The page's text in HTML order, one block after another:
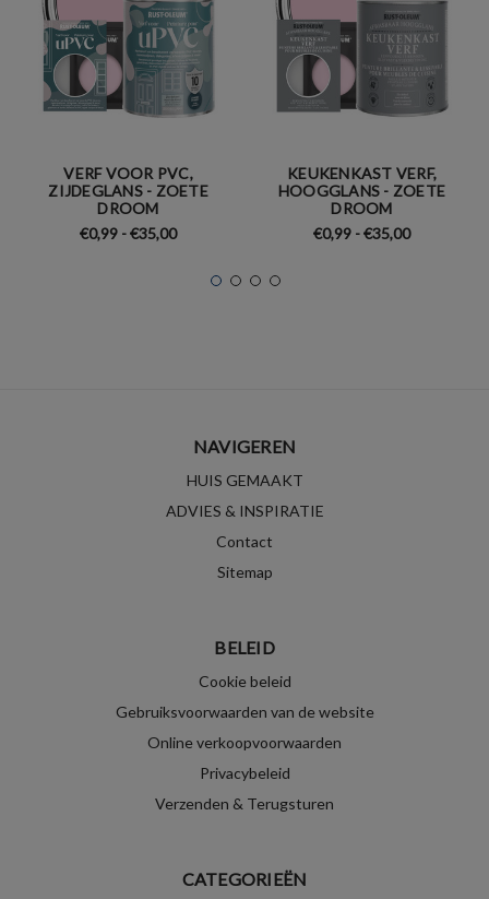
VERF VOOR PVC,
ZIJDEGLANS - ZOETE
DROOM
€0,99 - €35,00
KEUKENKAST VERF,
HOOGGLANS - ZOETE
DROOM
€0,99 - €35,00
NAVIGEREN
HUIS GEMAAKT
ADVIES & INSPIRATIE
Contact
Sitemap
BELEID
Cookie beleid
Gebruiksvoorwaarden van de website
Online verkoopvoorwaarden
Privacybeleid
Verzenden & Terugsturen
CATEGORIEËN